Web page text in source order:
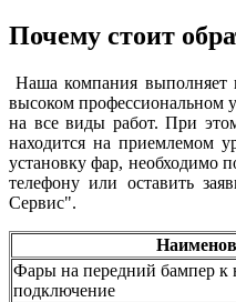
Почему стоит
Наша компания выполняет
высоком профессиональном
на все виды работ. При
находится на приемлемом
установку фар, необходимо
телефону или оставить
Сервис".
Фары на передний бампер к
подключение